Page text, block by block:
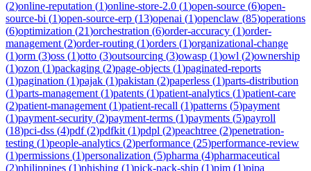
(2)online-reputation (1)online-store-2.0 (1)open-source (6)open-
source-bi (1)open-source-erp (13)openai (1)openclaw (85)operations
(6)optimization (21)orchestration (6)order-accuracy (1)order-
management (2)order-routing (1)orders (1)organizational-change
(1)orm (3)oss (1)otto (3)outsourcing (3)owasp (1)owl (2)ownership
(1)ozon (1)packaging (2)page-objects (1)paginated-reports
(1)pagination (1)pajak (1)pakistan (2)paperless (1)parts-distribution
(1)parts-management (1)patents (1)patient-analytics (1)patient-care
(2)patient-management (1)patient-recall (1)patterns (5)payment
(1)payment-security (2)payment-terms (1)payments (5)payroll
(18)pci-dss (4)pdf(2)pdfkit (1)pdpl (2)peachtree (2)penetration-
testing (1)people-analytics (2)performance (25)performance-review
(1)permissions (1)personalization (5)pharma (4)pharmaceutical
(2)philippines (1)phishing (1)pick-pack-ship (1)pim (1)pipa